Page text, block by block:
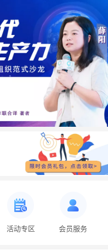
活动专区 会员服务